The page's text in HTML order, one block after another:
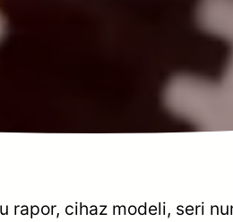
rapor, cihaz modeli, seri